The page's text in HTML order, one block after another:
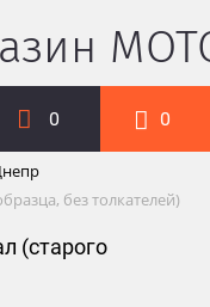
0 0
без толкателей)
(старого